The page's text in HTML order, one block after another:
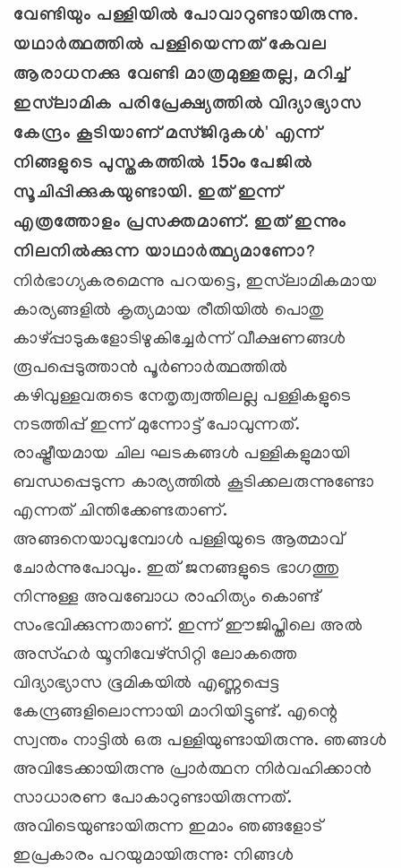
വേണ്ടിയും പള്ളിയില്‍ പോവാറുണ്ടായിരുന്നു.
യഥാര്‍ത്ഥത്തില്‍ പള്ളിയെന്നത് കേവല
ആരാധനക്കു വേണ്ടി മാത്രമുള്ളതല്ല, മറിച്ച്
ഇസ്‌ലാമിക പരിപ്രേക്ഷ്യത്തില്‍ വിദ്യാഭ്യാസ
കേന്ദ്രം കൂടിയാണ് മസ്ജിദുകള്‍' എന്ന്
നിങ്ങളുടെ പുസ്തകത്തില്‍ 15ാം പേജില്‍
സൂചിപ്പിക്കുകയുണ്ടായി. ഇത് ഇന്ന്
എത്രത്തോളം പ്രസക്തമാണ്. ഇത് ഇന്നും
നിലനില്‍ക്കുന്ന യാഥാര്‍ത്ഥ്യമാണോ?
നിര്‍ഭാഗ്യകരമെന്നു പറയട്ടെ, ഇസ്‌ലാമികമായ
കാര്യങ്ങളില്‍ കൃത്യമായ രീതിയില്‍ പൊതു
കാഴ്പ്പാടുകളോടിഴുകിച്ചേര്‍ന്ന് വീക്ഷണങ്ങള്‍
രൂപപ്പെടുത്താന്‍ പൂര്‍ണാര്‍ത്ഥത്തില്‍
കഴിവുള്ളവരുടെ നേതൃത്വത്തിലല്ല പള്ളികളുടെ
നടത്തിപ്പ് ഇന്ന് മുന്നോട്ട് പോവുന്നത്.
രാഷ്ട്രീയമായ ചില ഘടകങ്ങള്‍ പള്ളികളുമായി
ബന്ധപ്പെടുന്ന കാര്യത്തില്‍ കൂടിക്കലരുന്നുണ്ടോ
എന്നത് ചിന്തിക്കേണ്ടതാണ്.
അങ്ങനെയാവുമ്പോള്‍ പള്ളിയുടെ ആത്മാവ്
ചോര്‍ന്നുപോവും. ഇത് ജനങ്ങളുടെ ഭാഗത്തു
നിന്നുള്ള അവബോധ രാഹിത്യം കൊണ്ട്
സംഭവിക്കുന്നതാണ്. ഇന്ന് ഈജിപ്തിലെ അല്‍
അസ്ഹര്‍ യൂനിവേഴ്‌സിറ്റി ലോകത്തെ
വിദ്യാഭ്യാസ ഭൂമികയില്‍ എണ്ണപ്പെട്ട
കേന്ദ്രങ്ങളിലൊന്നായി മാറിയിട്ടുണ്ട്. എന്റെ
സ്വന്തം നാട്ടില്‍ ഒരു പള്ളിയുണ്ടായിരുന്നു. ഞങ്ങള്‍
അവിടേക്കായിരുന്നു പ്രാര്‍ത്ഥന നിര്‍വഹിക്കാന്‍
സാധാരണ പോകാറുണ്ടായിരുന്നത്.
അവിടെയുണ്ടായിരുന്ന ഇമാം ഞങ്ങളോട്
ഇപ്രകാരം പറയുമായിരുന്നു: നിങ്ങള്‍